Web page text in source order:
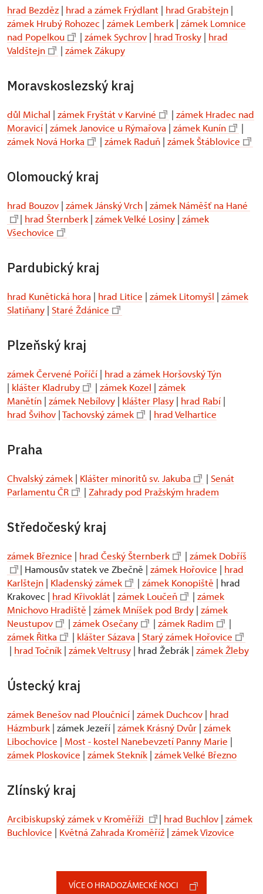
hrad Bezděz | hrad a zámek Frýdlant | hrad Grabštejn |
zámek Hrubý Rohozec | zámek Lemberk | zámek Lomnice
nad Popelkou
| zámek Sychrov | hrad Trosky | hrad
Valdštejn
| zámek Zákupy
Moravskoslezský kraj
důl Michal | zámek Fryštát v Karviné | zámek Hradec nad
Moravicí | zámek Janovice u Rýmařova | zámek Kunín
|
zámek Nová Horka
| zámek Raduň | zámek Štáblovice
Olomoucký kraj
hrad Bouzov | zámek Jánský Vrch | zámek Náměšť na Hané
| hrad Šternberk | zámek Velké Losiny | zámek
Všechovice
Pardubický kraj
hrad Kunětická hora | hrad Litice | zámek Litomyšl | zámek
Slatiňany | Staré Ždánice
Plzeňský kraj
zámek Červené Poříčí | hrad a zámek Horšovský Týn
| klášter Kladruby | zámek Kozel | zámek
Manětín | zámek Nebílovy | klášter Plasy | hrad Rabí |
hrad Švihov |Tachovský zámek | hrad Velhartice
Praha
Chvalský zámek | Klášter minoritů sv. Jakuba | Senát
Parlamentu ČR
| Zahrady pod Pražským hradem
Středočeský kraj
zámek Březnice | hrad Český Šternberk | zámek Dobříš
| Hamousův statek ve Zbečně | zámek Hořovice | hrad
Karlštejn | Kladenský zámek | zámek Konopiště | hrad
Krakovec | hrad Křivoklát | zámek Loučeň | zámek
Mnichovo Hradiště | zámek Mníšek pod Brdy | zámek
Neustupov
| zámek Osečany | zámek Radim
|
zámek Řitka
| klášter Sázava | Starý zámek Hořovice
| hrad Točník | zámek Veltrusy | hrad Žebrák | zámek Žleby
Ústecký kraj
zámek Benešov nad Ploučnicí | zámek Duchcov | hrad
Házmburk | zámek Jezeří | zámek Krásný Dvůr | zámek
Libochovice | Most - kostel Nanebevzetí Panny Marie |
zámek Ploskovice | zámek Stekník | zámek Velké Březno
Zlínský kraj
Arcibiskupský zámek v Kroměříži | hrad Buchlov | zámek
Buchlovice | Květná Zahrada Kroměříž | zámek Vizovice
VÍCE O HRADOZÁMECKÉ NOCI